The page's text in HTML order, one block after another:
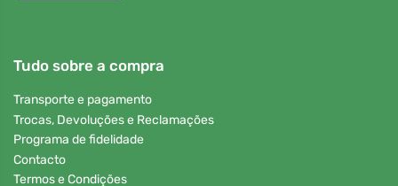
Tudo sobre a compra
Transporte e pagamento
Trocas, Devoluções e Reclamações
Programa de fidelidade
Contacto
Termos e Condições